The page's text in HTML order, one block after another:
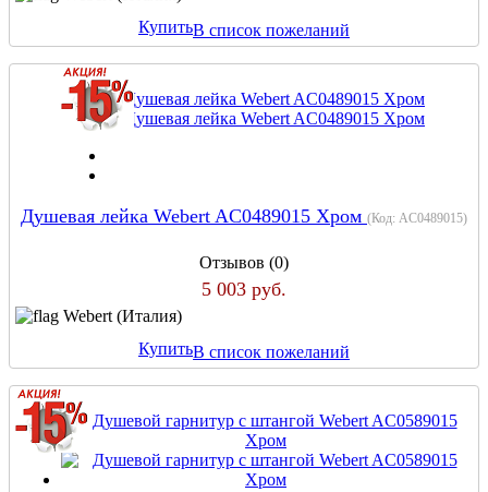
КупитьВ список пожеланий
Душевая лейка Webert AC0489015 Хром (Код: AC0489015)
Отзывов (0)
5 003 руб.
Webert (Италия)
КупитьВ список пожеланий